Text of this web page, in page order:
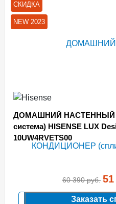
СКИДКА
NEW 2023
ДОМАШНИЙ НАСТЕННЫЙ
система) HISENSE LUX
10UW4RVETS00
60 390руб.
Заказать